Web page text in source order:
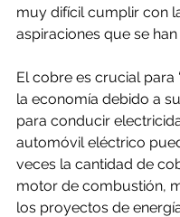
muy difícil cumplir con
aspiraciones que se han
El cobre es crucial para
la economía debido a
para conducir
automóvil eléctrico
veces la cantidad de
motor de combustión,
los proyectos de